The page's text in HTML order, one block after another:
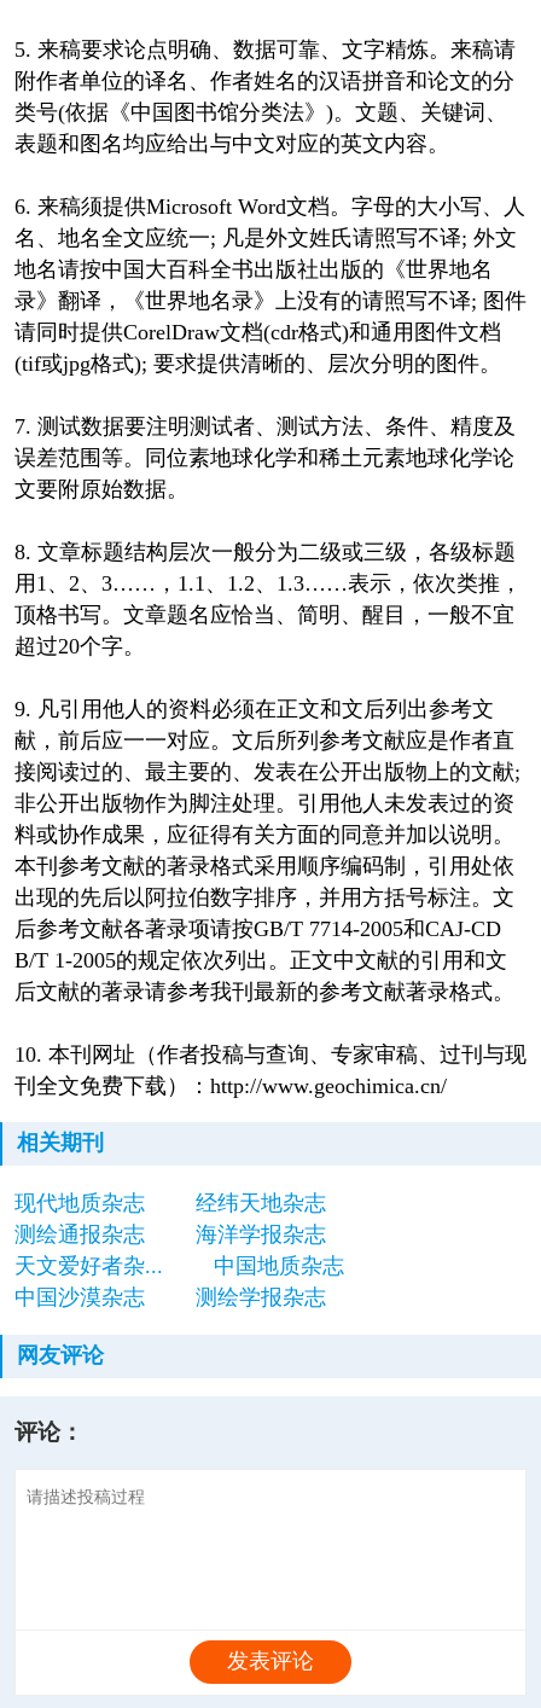
5. 来稿要求论点明确、数据可靠、文字精炼。来稿请
附作者单位的译名、作者姓名的汉语拼音和论文的分
类号(依据《中国图书馆分类法》)。文题、关键词、
表题和图名均应给出与中文对应的英文内容。
6. 来稿须提供Microsoft Word文档。字母的大小写、人
名、地名全文应统一; 凡是外文姓氏请照写不译; 外文
地名请按中国大百科全书出版社出版的《世界地名
录》翻译，《世界地名录》上没有的请照写不译; 图件
请同时提供CorelDraw文档(cdr格式)和通用图件文档
(tif或jpg格式); 要求提供清晰的、层次分明的图件。
7. 测试数据要注明测试者、测试方法、条件、精度及
误差范围等。同位素地球化学和稀土元素地球化学论
文要附原始数据。
8. 文章标题结构层次一般分为二级或三级，各级标题
用1、2、3……，1.1、1.2、1.3……表示，依次类推，
顶格书写。文章题名应恰当、简明、醒目，一般不宜
超过20个字。
9. 凡引用他人的资料必须在正文和文后列出参考文
献，前后应一一对应。文后所列参考文献应是作者直
接阅读过的、最主要的、发表在公开出版物上的文献;
非公开出版物作为脚注处理。引用他人未发表过的资
料或协作成果，应征得有关方面的同意并加以说明。
本刊参考文献的著录格式采用顺序编码制，引用处依
出现的先后以阿拉伯数字排序，并用方括号标注。文
后参考文献各著录项请按GB/T 7714-2005和CAJ-CD
B/T 1-2005的规定依次列出。正文中文献的引用和文
后文献的著录请参考我刊最新的参考文献著录格式。
10. 本刊网址（作者投稿与查询、专家审稿、过刊与现
刊全文免费下载）：http://www.geochimica.cn/
相关期刊
现代地质杂志
经纬天地杂志
测绘通报杂志
海洋学报杂志
天文爱好者杂...
中国地质杂志
中国沙漠杂志
测绘学报杂志
网友评论
评论：
发表评论